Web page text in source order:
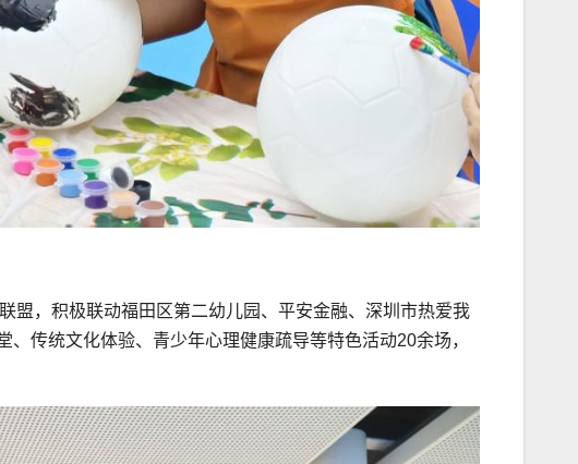
盟，积极联动福田区第二幼儿园、平安金融、深圳市热爱我
传统文化体验、青少年心理健康疏导等特色活动20余场，